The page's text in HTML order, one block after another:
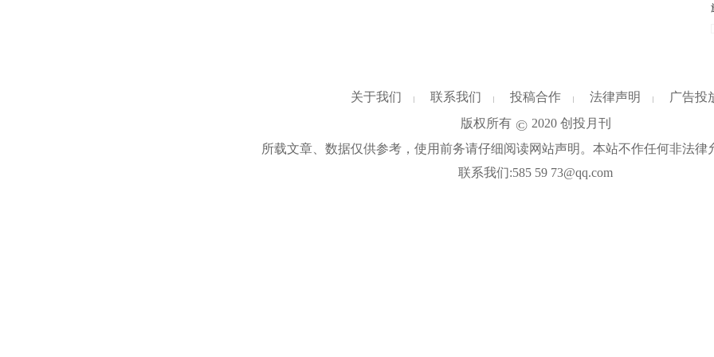
关于我们 联系我们 投稿合作 法律声明
广告投
版权所有© 2020 创投月刊
所载文章、数据仅供参考，使用前务请仔细阅读网站声明。本站不作任何非法律
联系我们:585 59 73@qq.com